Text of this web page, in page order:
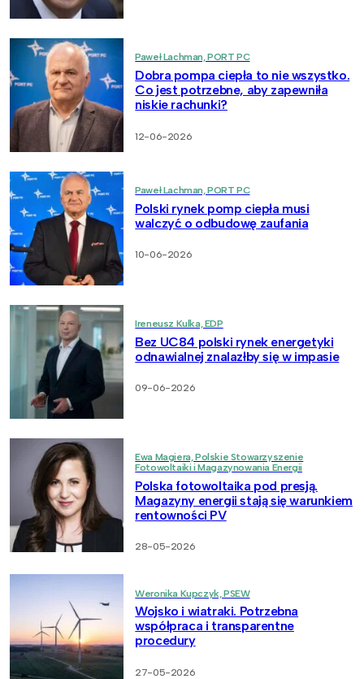
Paweł Lachman, PORT PC
Dobra pompa ciepła to nie wszystko.
Co jest potrzebne, aby zapewniła
niskie rachunki?
12-06-2026
Paweł Lachman, PORT PC
Polski rynek pomp ciepła musi
walczyć o odbudowę zaufania
10-06-2026
Ireneusz Kulka, EDP
Bez UC84 polski rynek energetyki
odnawialnej znalazłby się w impasie
09-06-2026
Ewa Magiera, Polskie Stowarzyszenie
Fotowoltaiki i Magazynowania Energii
Polska fotowoltaika pod presją.
Magazyny energii stają się warunkiem
rentowności PV
28-05-2026
Weronika Kupczyk, PSEW
Wojsko i wiatraki. Potrzebna
współpraca i transparentne
procedury
27-05-2026